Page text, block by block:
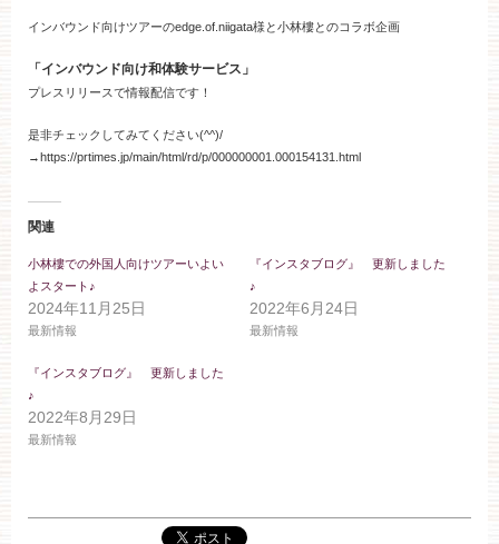
その他のお問い合わせ
0258-66-3155
見学予約
インバウンド向けツアーのedge.of.niigata様と小林樓とのコラボ企画
「インバウンド向け和体験サービス」
プレスリリースで情報配信です！
是非チェックしてみてください(^^)/
→https://prtimes.jp/main/html/rd/p/000000001.000154131.html
関連
小林樓での外国人向けツアーいよい
よスタート♪
2024年11月25日
最新情報
『インスタブログ』 更新しました
♪
2022年6月24日
最新情報
『インスタブログ』 更新しました
♪
2022年8月29日
最新情報